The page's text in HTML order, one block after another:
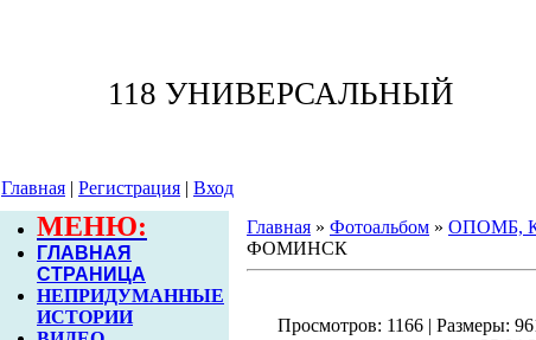
118 УНИВЕРСАЛЬНЫЙ
Главная | Регистрация | Вход
МЕНЮ:
ГЛАВНАЯ
СТРАНИЦА
НЕПРИДУМАННЫЕ
ИСТОРИИ
Главная » Фотоальбом » ОПОМБ,
ФОМИНСК
Просмотров: 1166 | Размеры: